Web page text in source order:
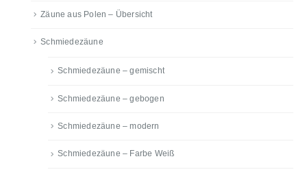
Zäune aus Polen – Übersicht
Schmiedezäune
Schmiedezäune – gemischt
Schmiedezäune – gebogen
Schmiedezäune – modern
Schmiedezäune – Farbe Weiß